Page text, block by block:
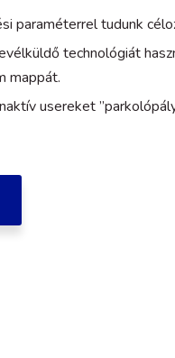
paraméterrel tudunk
technológiát
mappát.
usereket